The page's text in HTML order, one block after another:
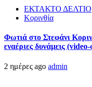
ΕΚΤΑΚΤΟ ΔΕΛΤΙΟ
Κορινθία
Φωτιά στο Στεφάνι
εναέριες δυνάμεις
2 ημέρες ago admin